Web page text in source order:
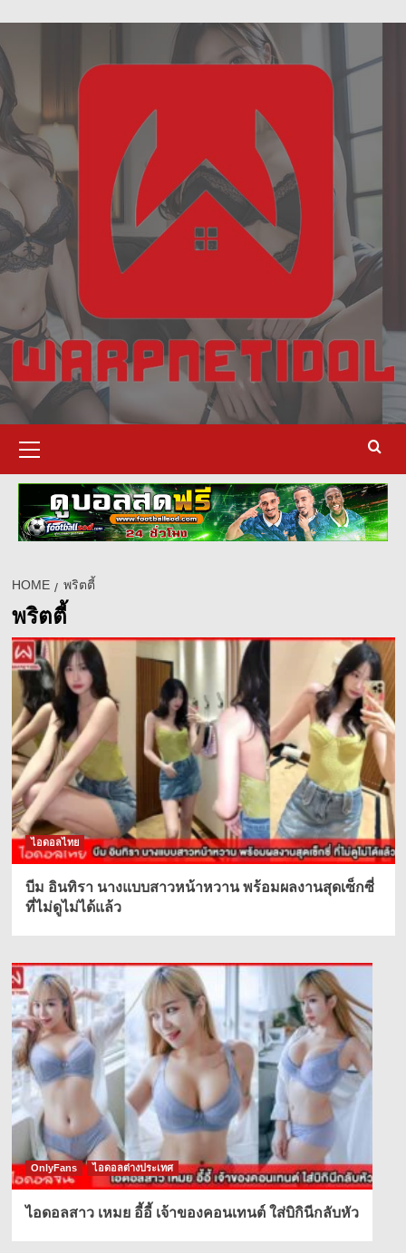
ฝัน
เห็น
to
content
Menu
HOME พริตตี้
พริตตี้
ไอดอลไทย
บีม อินทิรา นางแบบสาวหน้าหวาน พร้อมผลงานสุดเซ็กซี่
ที่ไม่ดูไม่ได้แล้ว
OnlyFans ไอดอลต่างประเทศ
ไอดอลสาว เหมย อี้อี้ เจ้าของคอนเทนต์ ใส่บิกินีกลับหัว